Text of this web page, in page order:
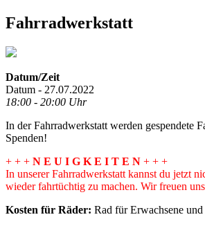
Fahrradwerkstatt
Datum/Zeit
Datum - 27.07.2022
18:00 - 20:00 Uhr
In der Fahrradwerkstatt werden gespendete
Spenden!
+ + + N E U I G K E I T E N + + +
In unserer Fahrradwerkstatt kannst du jetzt
wieder fahrtüchtig zu machen. Wir freuen
Kosten für Räder: Rad für Erwachsene